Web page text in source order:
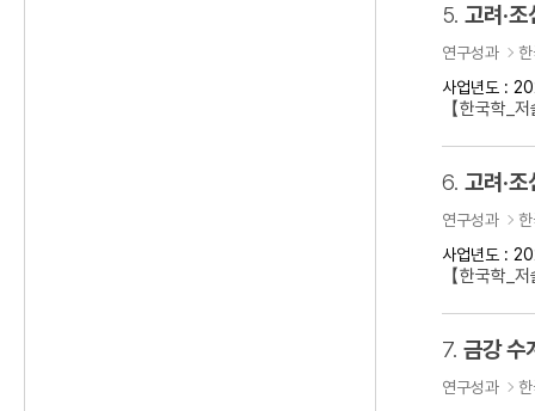
5. 고려·
연구성과
사업년도 :
【한국학
6. 고려·
연구성과
사업년도 :
【한국학
7. 금강 수
연구성과